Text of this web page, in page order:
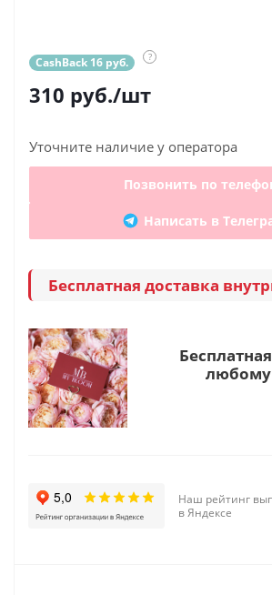
CashBack 16 руб. ?
310 руб./шт
Уточните наличие у оператора
Позвонить по
Написать в
Бесплатная доставка
любому
Наш рейтинг
в Яндексе